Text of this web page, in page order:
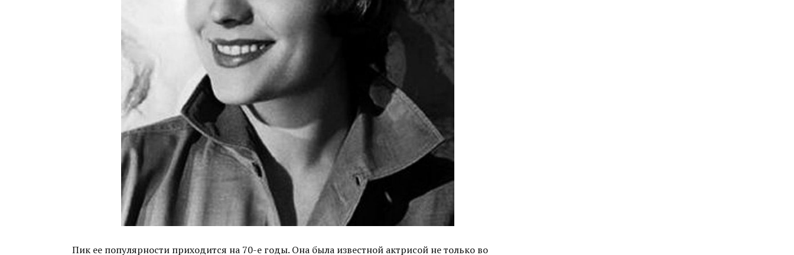
Пик ее популярности приходится на 70-е годы. Она была известной актрисой не только во